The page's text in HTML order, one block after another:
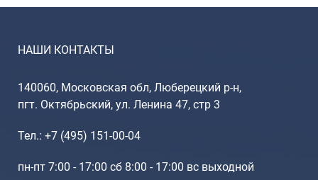
Рюкзаки
Ранцы школьные
Рюкзаки детские
Рюкзаки туристические
Рюкзаки на колесах
НАШИ КОНТАКТЫ
140060, Московская обл, Люберецкий р-н,
пгт. Октябрьский, ул. Ленина 47, стр 3
Тел.: +7 (495) 151-00-04
пн-пт 7:00 - 17:00 сб 8:00 - 17:00 вс выходной